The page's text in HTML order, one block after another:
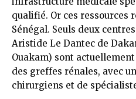
qualifié. Or ces ressources
Sénégal. Seuls deux
Aristide Le Dantec de
Ouakam) sont
des greffes rénales, avec
chirurgiens et de